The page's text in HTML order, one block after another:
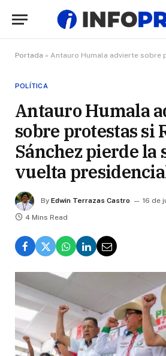
Portada » Antauro Humala advierte sobre protestas si Roberto
POLÍTICA
Antauro Humala
sobre protestas si
Sánchez pierde la
vuelta
By Edwin Terrazas Castro
16 de
4 Mins Read